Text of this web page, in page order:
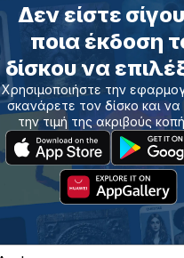
Δεν είστε
ποια έκδοση
δίσκου να
Χρησιμοποιήστε την
σκανάρετε τον δίσκο και
την τιμή της ακριβούς